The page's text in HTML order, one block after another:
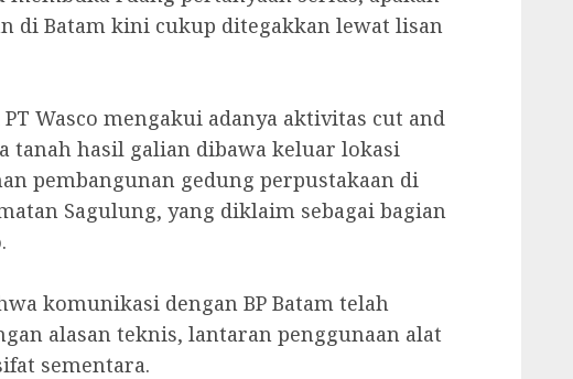
di Batam kini cukup ditegakkan lewat lisan
Wasco mengakui adanya aktivitas cut and
tanah hasil galian dibawa keluar lokasi
pembangunan gedung perpustakaan di
Sagulung, yang diklaim sebagai bagian
komunikasi dengan BP Batam telah
alasan teknis, lantaran penggunaan alat
sementara.